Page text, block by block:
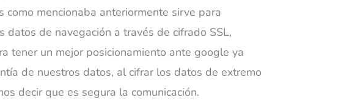
como mencionaba anteriormente sirve para
datos de navegación a través de cifrado SSL,
tener un mejor posicionamiento ante google ya
de nuestros datos, al cifrar los datos de extremo
decir que es segura la comunicación.